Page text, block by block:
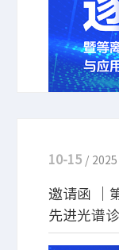
10-15 / 2025
邀请函 ｜
先进光谱